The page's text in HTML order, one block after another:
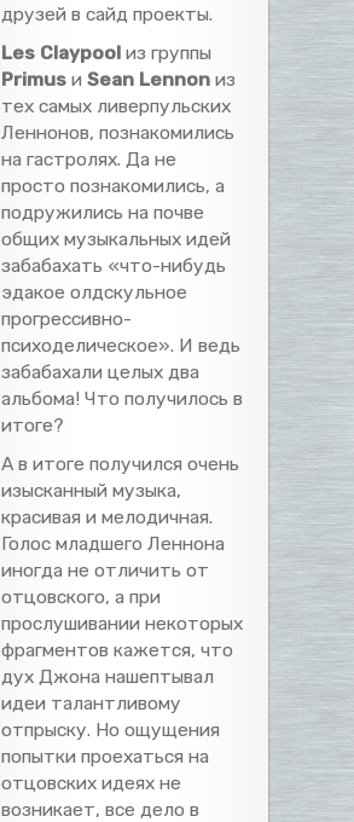
друзей в сайд проекты.
Les Claypool из группы
Primus иSean Lennon из
тех самых ливерпульских
Леннонов, познакомились
на гастролях. Да не
просто познакомились, а
подружились на почве
общих музыкальных идей
забабахать «что-нибудь
эдакое олдскульное
прогрессивно-
психоделическое». И ведь
забабахали целых два
альбома! Что получилось в
итоге?
А в итоге получился очень
изысканный музыка,
красивая и мелодичная.
Голос младшего Леннона
иногда не отличить от
отцовского, а при
прослушивании некоторых
фрагментов кажется, что
дух Джона нашептывал
идеи талантливому
отпрыску. Но ощущения
попытки проехаться на
отцовских идеях не
возникает, все дело в